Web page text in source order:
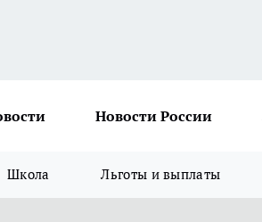
Новости России
Школа Льготы и выплаты